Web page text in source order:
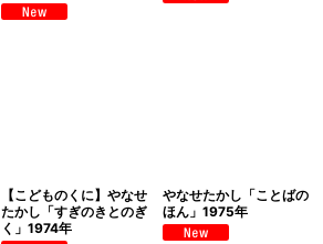
【こどものくに】やなせ
たかし「すぎのきとのぎ
く」1974年
やなせたかし「ことばの
ほん」1975年